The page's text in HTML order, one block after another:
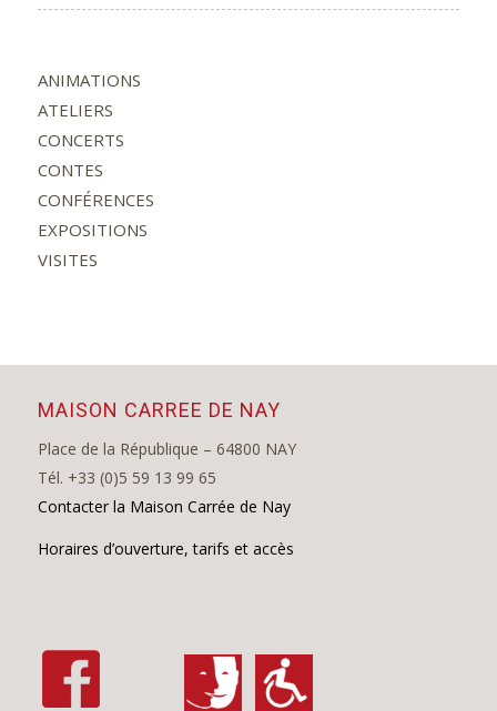
ANIMATIONS
ATELIERS
CONCERTS
CONTES
CONFÉRENCES
EXPOSITIONS
VISITES
MAISON CARREE DE NAY
Place de la République – 64800 NAY
Tél. +33 (0)5 59 13 99 65
Contacter la Maison Carrée de Nay
Horaires d’ouverture, tarifs et accès